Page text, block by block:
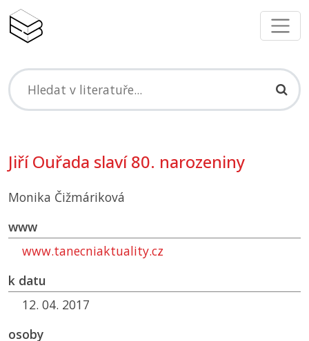
Jiří Ouřada slaví 80. narozeniny
Monika Čižmáriková
www
www.tanecniaktuality.cz
k datu
12. 04. 2017
osoby